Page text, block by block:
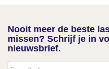
Nooit meer de beste
missen? Schrijf je in
nieuwsbrief.